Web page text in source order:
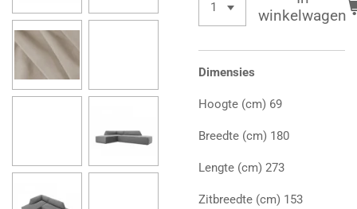
winkelwagen
Dimensies
Hoogte (cm) 69
Breedte (cm) 180
Lengte (cm) 273
Zitbreedte (cm) 153